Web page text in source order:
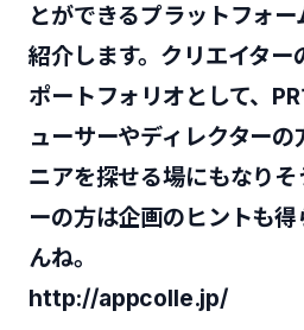
とができるプラットフォ
紹介します。クリエイタ
ポートフォリオとして、
ューサーやディレクター
ニアを探せる場にもなり
ーの方は企画のヒントも
んね。
http://appcolle.jp/